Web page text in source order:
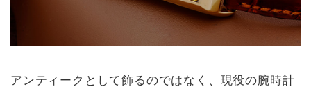
アンティークとして飾るのではなく、現役の腕時計